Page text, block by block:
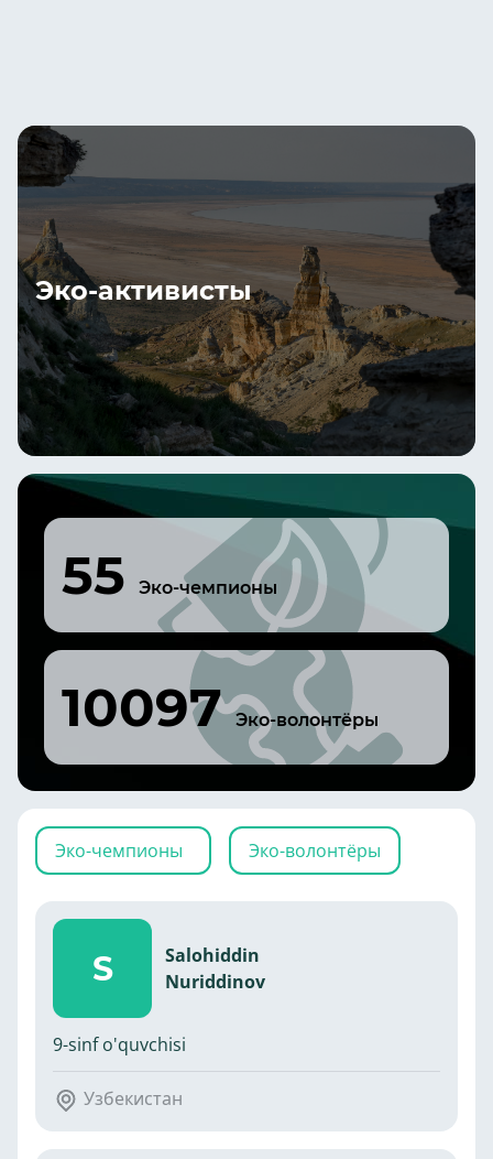
Эко-активисты
55 Эко-чемпионы
10097 Эко-волонтёры
Эко-чемпионы Эко-волонтёры
S
Salohiddin
Nuriddinov
9-sinf o'quvchisi
Узбекистан